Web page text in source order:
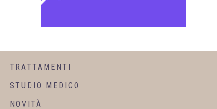
TRATTAMENTI
STUDIO MEDICO
NOVITÀ